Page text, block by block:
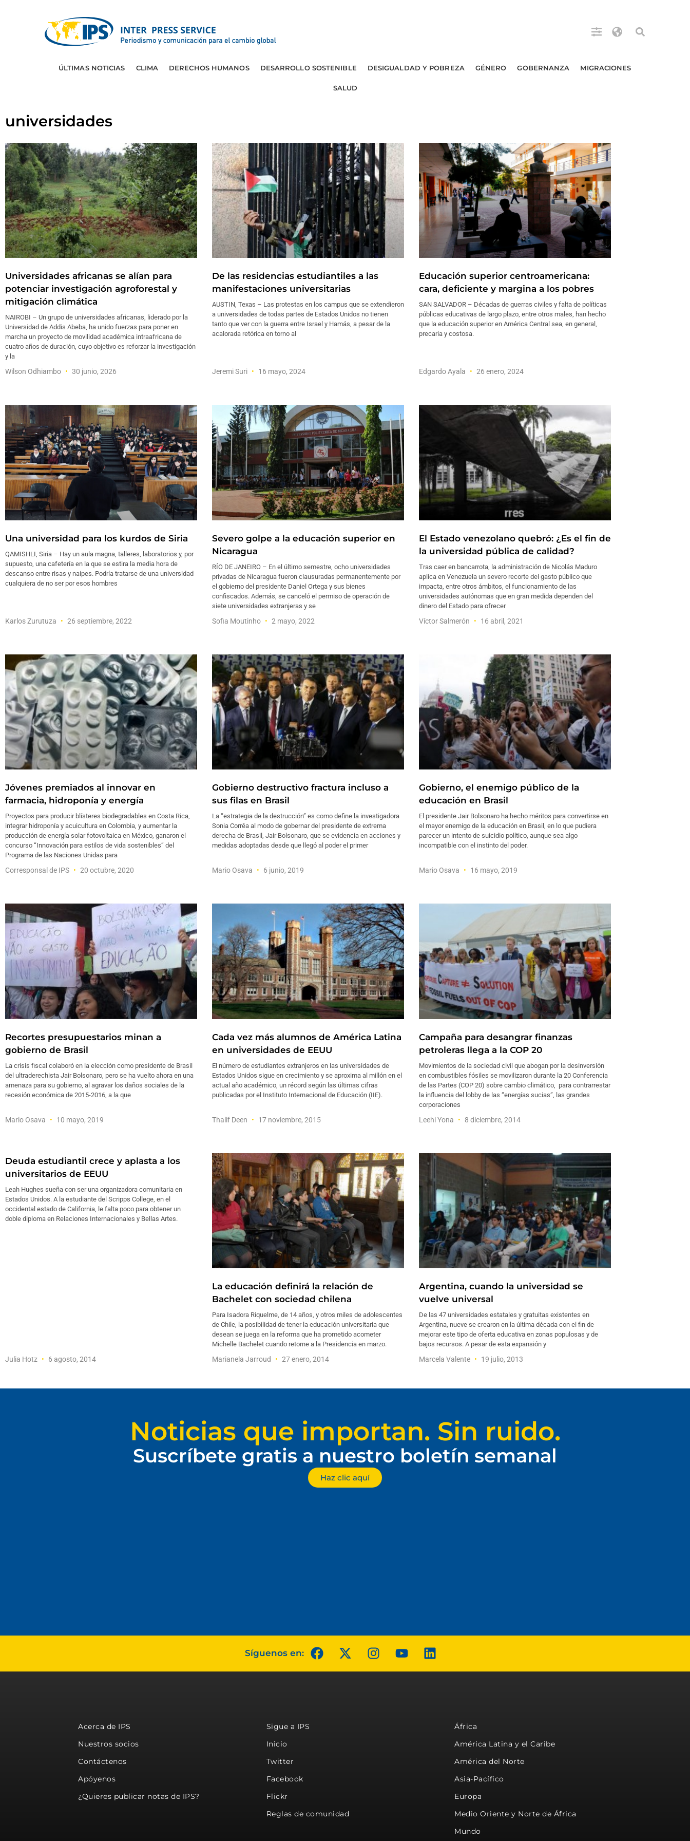
ÚLTIMAS NOTICIAS CLIMA DERECHOS HUMANOS DESARROLLO SOSTENIBLE DESIGUALDAD Y POBREZA GÉNERO GOBERNANZA MIGRACIONES
SALUD
universidades
Universidades africanas se alían para
potenciar investigación agroforestal y
mitigación climática
NAIROBI – Un grupo de universidades africanas, liderado por la
Universidad de Addis Abeba, ha unido fuerzas para poner en
marcha un proyecto de movilidad académica intraafricana de
cuatro años de duración, cuyo objetivo es reforzar la investigación
y la
Wilson Odhiambo 30 junio, 2026
De las residencias estudiantiles a las
manifestaciones universitarias
AUSTIN, Texas – Las protestas en los campus que se extendieron
a universidades de todas partes de Estados Unidos no tienen
tanto que ver con la guerra entre Israel y Hamás, a pesar de la
acalorada retórica en torno al
Jeremi Suri 16 mayo, 2024
Educación superior centroamericana:
cara, deficiente y margina a los pobres
SAN SALVADOR – Décadas de guerras civiles y falta de políticas
públicas educativas de largo plazo, entre otros males, han hecho
que la educación superior en América Central sea, en general,
precaria y costosa.
Edgardo Ayala 26 enero, 2024
Una universidad para los kurdos de Siria
QAMISHLI, Siria – Hay un aula magna, talleres, laboratorios y, por
supuesto, una cafetería en la que se estira la media hora de
descanso entre risas y naipes. Podría tratarse de una universidad
cualquiera de no ser por esos hombres
Karlos Zurutuza 26 septiembre, 2022
Severo golpe a la educación superior en
Nicaragua
RÍO DE JANEIRO – En el último semestre, ocho universidades
privadas de Nicaragua fueron clausuradas permanentemente por
el gobierno del presidente Daniel Ortega y sus bienes
confiscados. Además, se canceló el permiso de operación de
siete universidades extranjeras y se
Sofia Moutinho 2 mayo, 2022
El Estado venezolano quebró: ¿Es el fin de
la universidad pública de calidad?
Tras caer en bancarrota, la administración de Nicolás Maduro
aplica en Venezuela un severo recorte del gasto público que
impacta, entre otros ámbitos, el funcionamiento de las
universidades autónomas que en gran medida dependen del
dinero del Estado para ofrecer
Víctor Salmerón 16 abril, 2021
Jóvenes premiados al innovar en
farmacia, hidroponía y energía
Proyectos para producir blísteres biodegradables en Costa Rica,
integrar hidroponía y acuicultura en Colombia, y aumentar la
producción de energía solar fotovoltaica en México, ganaron el
concurso “Innovación para estilos de vida sostenibles” del
Programa de las Naciones Unidas para
Corresponsal de IPS 20 octubre, 2020
Gobierno destructivo fractura incluso a
sus filas en Brasil
La “estrategia de la destrucción” es como define la investigadora
Sonia Corrêa al modo de gobernar del presidente de extrema
derecha de Brasil, Jair Bolsonaro, que se evidencia en acciones y
medidas adoptadas desde que llegó al poder el primer
Mario Osava 6 junio, 2019
Gobierno, el enemigo público de la
educación en Brasil
El presidente Jair Bolsonaro ha hecho méritos para convertirse en
el mayor enemigo de la educación en Brasil, en lo que pudiera
parecer un intento de suicidio político, aunque sea algo
incompatible con el instinto del poder.
Mario Osava 16 mayo, 2019
Recortes presupuestarios minan a
gobierno de Brasil
La crisis fiscal colaboró en la elección como presidente de Brasil
del ultraderechista Jair Bolsonaro, pero se ha vuelto ahora en una
amenaza para su gobierno, al agravar los daños sociales de la
recesión económica de 2015-2016, a la que
Mario Osava 10 mayo, 2019
Cada vez más alumnos de América Latina
en universidades de EEUU
El número de estudiantes extranjeros en las universidades de
Estados Unidos sigue en crecimiento y se aproxima al millón en el
actual año académico, un récord según las últimas cifras
publicadas por el Instituto Internacional de Educación (IIE).
Thalif Deen 17 noviembre, 2015
Campaña para desangrar finanzas
petroleras llega a la COP 20
Movimientos de la sociedad civil que abogan por la desinversión
en combustibles fósiles se movilizaron durante la 20 Conferencia
de las Partes (COP 20) sobre cambio climático, para contrarrestar
la influencia del lobby de las “energías sucias”, las grandes
corporaciones
Leehi Yona 8 diciembre, 2014
Deuda estudiantil crece y aplasta a los
universitarios de EEUU
Leah Hughes sueña con ser una organizadora comunitaria en
Estados Unidos. A la estudiante del Scripps College, en el
occidental estado de California, le falta poco para obtener un
doble diploma en Relaciones Internacionales y Bellas Artes.
Julia Hotz 6 agosto, 2014
La educación definirá la relación de
Bachelet con sociedad chilena
Para Isadora Riquelme, de 14 años, y otros miles de adolescentes
de Chile, la posibilidad de tener la educación universitaria que
desean se juega en la reforma que ha prometido acometer
Michelle Bachelet cuando retorne a la Presidencia en marzo.
Marianela Jarroud 27 enero, 2014
Argentina, cuando la universidad se
vuelve universal
De las 47 universidades estatales y gratuitas existentes en
Argentina, nueve se crearon en la última década con el fin de
mejorar este tipo de oferta educativa en zonas populosas y de
bajos recursos. A pesar de esta expansión y
Marcela Valente 19 julio, 2013
Noticias que importan. Sin ruido.
Suscríbete gratis a nuestro boletín semanal
Haz clic aquí
Síguenos en:
Acerca de IPS
Nuestros socios
Contáctenos
Apóyenos
¿Quieres publicar notas de IPS?
Sigue a IPS
Inicio
Twitter
Facebook
Flickr
Reglas de comunidad
África
América Latina y el Caribe
América del Norte
Asia-Pacífico
Europa
Medio Oriente y Norte de África
Mundo